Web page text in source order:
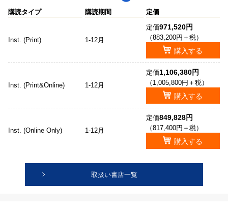
購読タイプ 購読期間 定価
Inst. (Print) 1-12月
定価971,520円
（883,200円＋税）
購入する
Inst. (Print&Online) 1-12月
定価1,106,380円
（1,005,800円＋税）
購入する
Inst. (Online Only) 1-12月
定価849,828円
（817,400円＋税）
購入する
取扱い書店一覧